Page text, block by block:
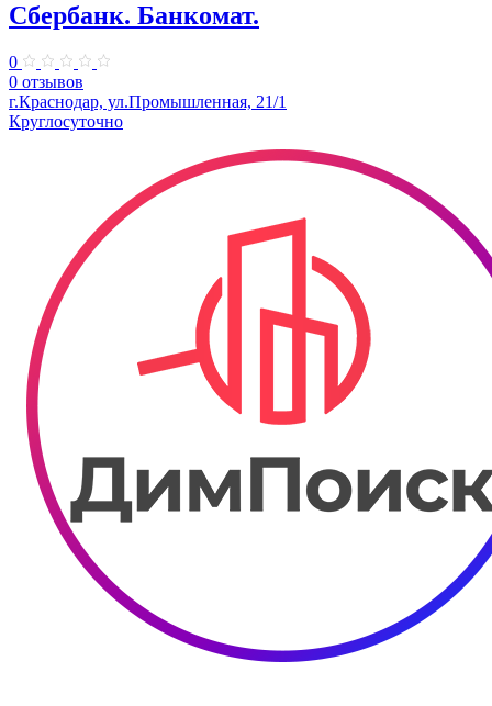
Сбербанк. Банкомат.
0
0 отзывов
г.Краснодар, ул.Промышленная, 21/1
Круглосуточно